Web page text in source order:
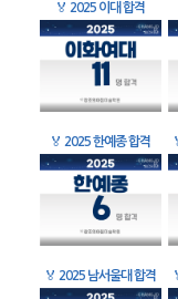
🏅 2025 이대 합격
🏅 2025 한예종 합격
🏅 2025 남서울대 합격